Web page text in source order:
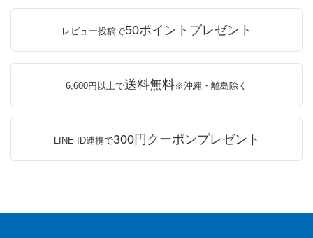
レビュー投稿で50ポイントプレゼント
6,600円以上で送料無料※沖縄・離島除く
LINE ID連携で300円クーポンプレゼント